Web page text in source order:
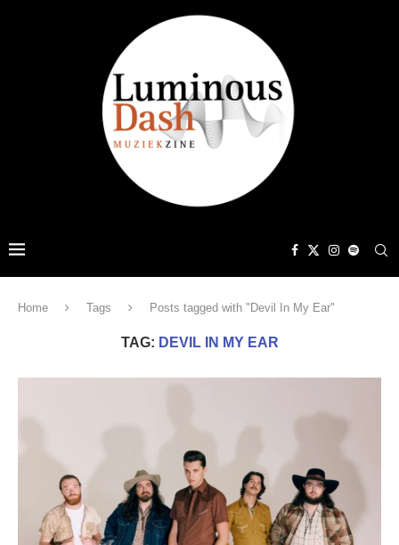
Home Tags Posts tagged with "Devil In My Ear"
TAG: DEVIL IN MY EAR